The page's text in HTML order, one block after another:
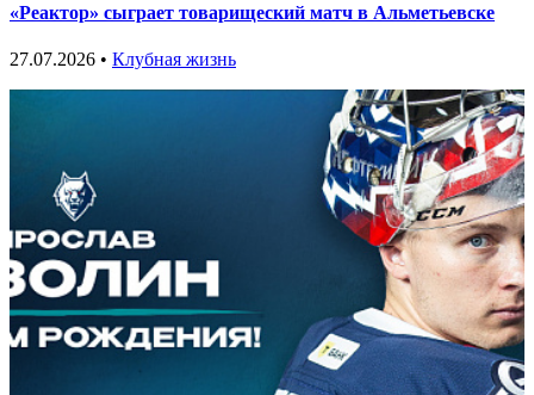
«Реактор» сыграет товарищеский матч в Альметьевске
27.07.2026 • Клубная жизнь